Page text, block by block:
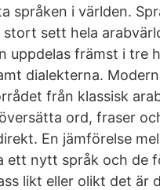
språken i världen.
sett hela
uppdelas främst i tre
dialekterna. Modern
från klassisk
ord, fraser
En jämförelse
ett nytt språk och de
likt eller olikt det är